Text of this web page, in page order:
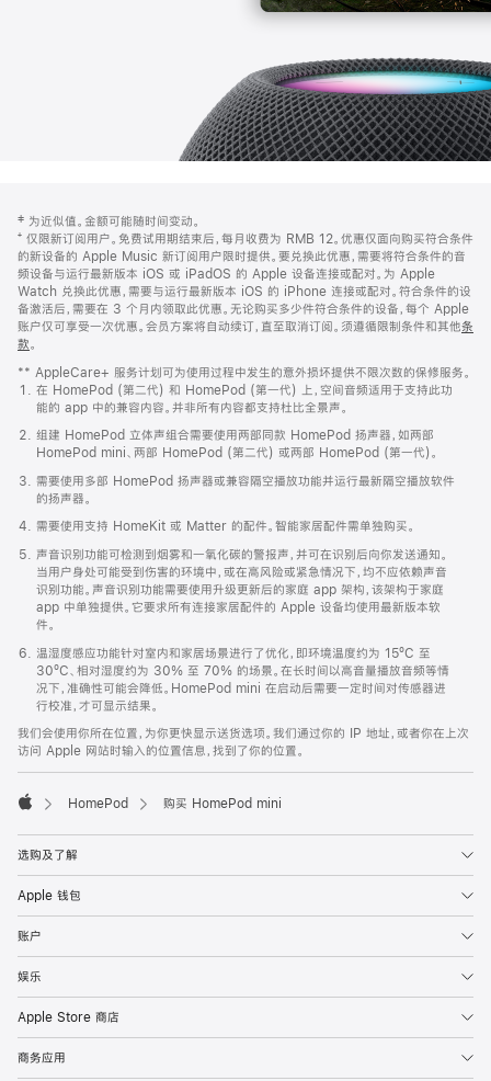
页
页
脚
注
‡ 为近似值。金额可能随时间变动。
⁺ 仅限新订阅用户。免费试用期结束后，每月收费为 RMB 12。优惠仅面向购买符合条件
的新设备的 Apple Music 新订阅用户限时提供。要兑换此优惠，需要将符合条件的音
频设备与运行最新版本 iOS 或 iPadOS 的 Apple 设备连接或配对。为 Apple
Watch 兑换此优惠，需要与运行最新版本 iOS 的 iPhone 连接或配对。符合条件的设
备激活后，需要在 3 个月内领取此优惠。无论购买多少件符合条件的设备，每个 Apple
账户仅可享受一次优惠。会员方案将自动续订，直至取消订阅。须遵循限制条件和其他条
款。
窗
口
中
打
开)
** AppleCare+ 服务计划可为使用过程中发生的意外损坏提供不限次数的保修服务。
在 HomePod (第二代) 和 HomePod (第一代) 上，空间音频适用于支持此功
能的 app 中的兼容内容。并非所有内容都支持杜比全景声。
组建 HomePod 立体声组合需要使用两部同款 HomePod 扬声器，如两部
HomePod mini、两部 HomePod (第二代) 或两部 HomePod (第一代)。
需要使用多部 HomePod 扬声器或兼容隔空播放功能并运行最新隔空播放软件
的扬声器。
需要使用支持 HomeKit 或 Matter 的配件。智能家居配件需单独购买。
声音识别功能可检测到烟雾和一氧化碳的警报声，并可在识别后向你发送通知。
当用户身处可能受到伤害的环境中，或在高风险或紧急情况下，均不应依赖声音
识别功能。声音识别功能需要使用升级更新后的家庭 app 架构，该架构于家庭
app 中单独提供。它要求所有连接家居配件的 Apple 设备均使用最新版本软
件。
温湿度感应功能针对室内和家居场景进行了优化，即环境温度约为 15ºC 至
30ºC、相对湿度约为 30% 至 70% 的场景。在长时间以高音量播放音频等情
况下，准确性可能会降低。HomePod mini 在启动后需要一定时间对传感器进
行校准，才可显示结果。
我们会使用你所在位置，为你更快显示送货选项。我们通过你的 IP 地址，或者你在上次
访问 Apple 网站时输入的位置信息，找到了你的位置。
HomePod 购买 HomePod mini
选购及了解
Apple 钱包
账户
娱乐
Apple Store 商店
商务应用